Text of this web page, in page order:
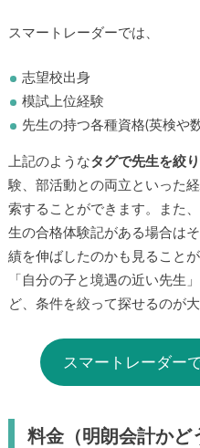
スマートレーダーでは、
志望校出身
模試上位経験
先生の持つ各種資格(英検や
上記のようなタグで先生を絞り
験、部活動との両立といった
索することができます。また
生の合格体験記がある場合は
績を伸ばしたのかも見ることが
「自分の子と境遇の近い先生
ど、条件を絞って探せるのが
スマートレーダー
料金（明朗会計かど